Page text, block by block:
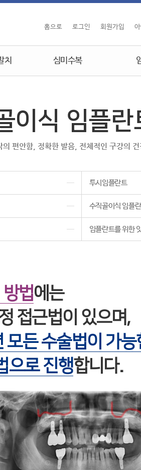
홈으로 로그인 회원가입
치 심미수복
이식 임플란
편안함, 정확한 발음, 전체적인 구강의 건
투시임플란트
수직골이식 임플
임플란트를 위한
법에는
접근법이 있으며,
모든 수술법이 가
으로 진행합니다.